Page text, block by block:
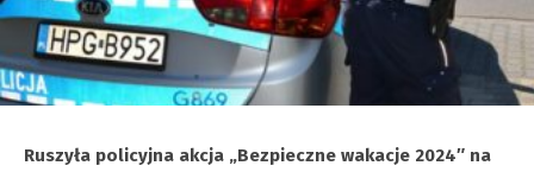
Ruszyła policyjna akcja „Bezpieczne wakacje 2024″ na